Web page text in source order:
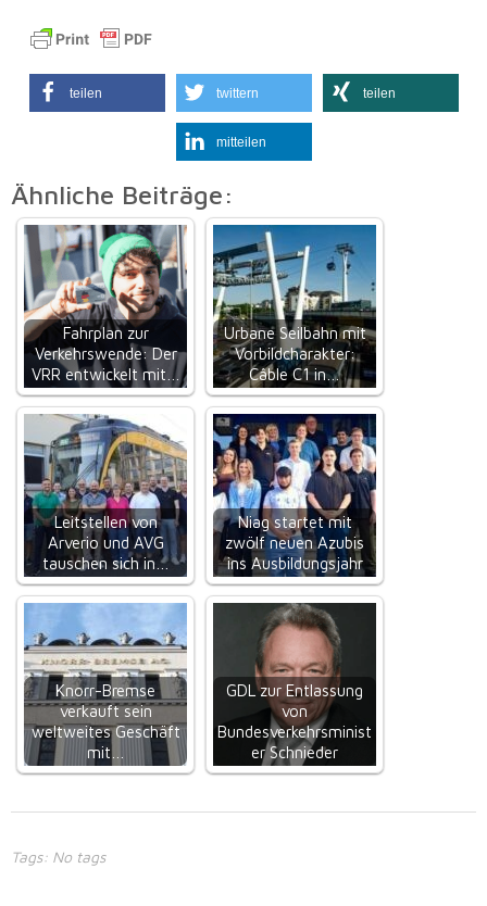
teilen twittern teilen
mitteilen
Ähnliche Beiträge:
Fahrplan zur
Verkehrswende: Der
VRR entwickelt mit…
Urbane Seilbahn mit
Vorbildcharakter:
Câble C1 in…
Leitstellen von
Arverio und AVG
tauschen sich in…
Niag startet mit
zwölf neuen Azubis
ins Ausbildungsjahr
Knorr-Bremse
verkauft sein
weltweites Geschäft
mit…
GDL zur Entlassung
von
Bundesverkehrsminist
er Schnieder
Tags: No tags